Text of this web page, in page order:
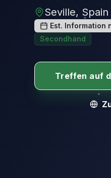
Seville, Spain
Est. Information
Secondhand
Treffen auf